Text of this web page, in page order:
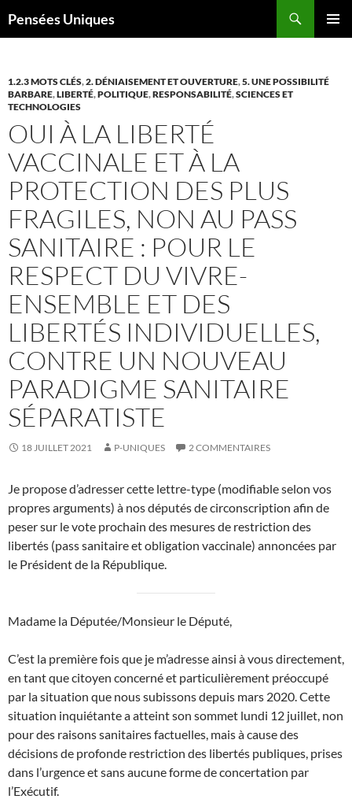
Pensées Uniques
1.2.3 MOTS CLÉS,2. DÉNIAISEMENT ET OUVERTURE,5. UNE POSSIBILITÉ
BARBARE,LIBERTÉ,POLITIQUE,RESPONSABILITÉ,SCIENCES ET
TECHNOLOGIES
OUI À LA LIBERTÉ
VACCINALE ET À LA
PROTECTION DES PLUS
FRAGILES, NON AU PASS
SANITAIRE : POUR LE
RESPECT DU VIVRE-
ENSEMBLE ET DES
LIBERTÉS INDIVIDUELLES,
CONTRE UN NOUVEAU
PARADIGME SANITAIRE
SÉPARATISTE
18 JUILLET 2021 P-UNIQUES 2 COMMENTAIRES
Je propose d’adresser cette lettre-type (modifiable selon vos
propres arguments) à nos députés de circonscription afin de
peser sur le vote prochain des mesures de restriction des
libertés (pass sanitaire et obligation vaccinale) annoncées par
le Président de la République.
Madame la Députée/Monsieur le Député,
C’est la première fois que je m’adresse ainsi à vous directement,
en tant que citoyen concerné et particulièrement préoccupé
par la situation que nous subissons depuis mars 2020. Cette
situation inquiétante a atteint son sommet lundi 12 juillet, non
pour des raisons sanitaires factuelles, mais à cause des
décisions de profonde restriction des libertés publiques, prises
dans l’urgence et sans aucune forme de concertation par
l’Exécutif.